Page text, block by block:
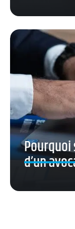
d’un